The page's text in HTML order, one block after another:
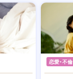
恋愛・不倫